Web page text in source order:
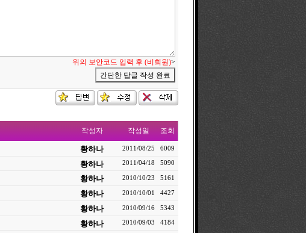
위의 보안코드 입력 후 (비회원)>
작성자 작성일 조회
황하나 2011/08/25 6009
황하나 2011/04/18 5090
황하나 2010/10/23 5161
황하나 2010/10/01 4427
황하나 2010/09/16 5343
황하나 2010/09/03 4184